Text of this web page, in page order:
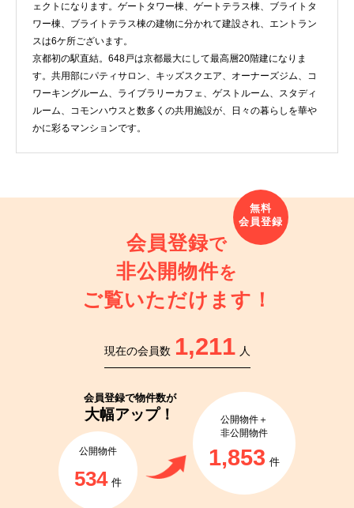
ェクトになります。ゲートタワー棟、ゲートテラス棟、ブライトタ
ワー棟、ブライトテラス棟の建物に分かれて建設され、エントラン
スは6ケ所ございます。
京都初の駅直結。648戸は京都最大にして最高層20階建になりま
す。共用部にパティサロン、キッズスクエア、オーナーズジム、コ
ワーキングルーム、ライブラリーカフェ、ゲストルーム、スタディ
ルーム、コモンハウスと数多くの共用施設が、日々の暮らしを華や
かに彩るマンションです。
会員登録で
非公開物件を
ご覧いただけます！
現在の会員数 1,211 人
会員登録で物件数が
大幅アップ！
公開物件
534 件
公開物件＋
非公開物件
1,853 件